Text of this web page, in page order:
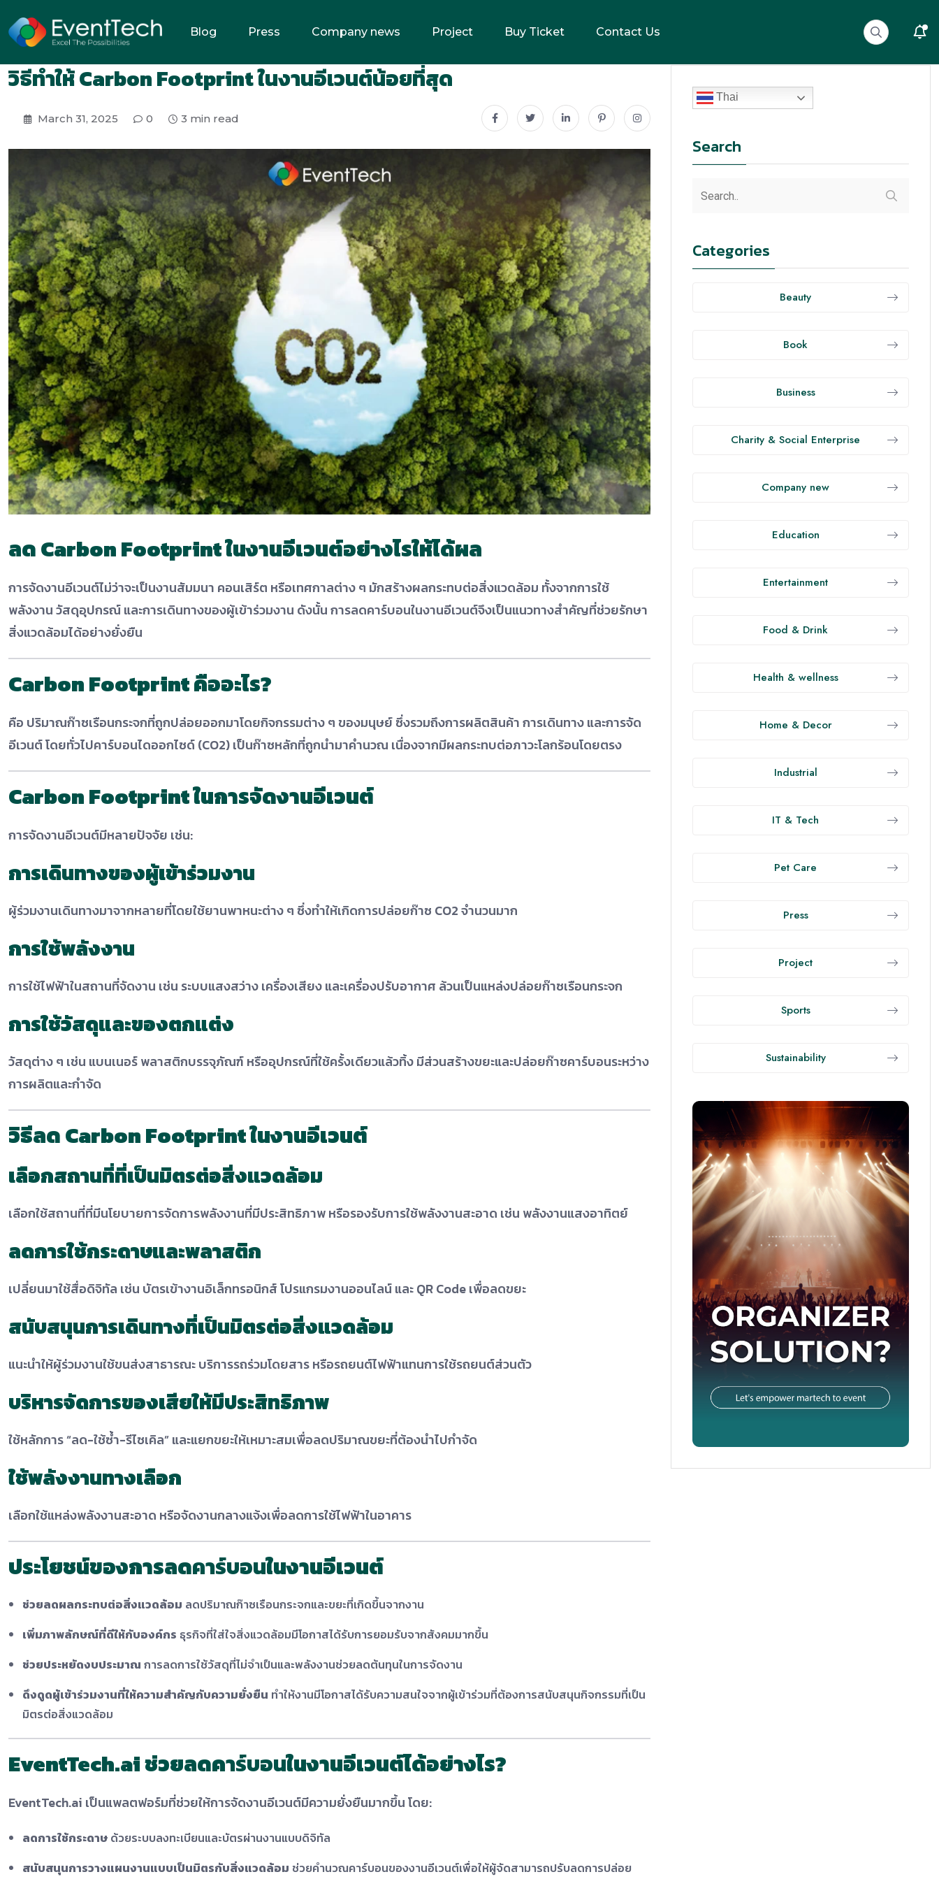
Blog Press Company news Project Buy Ticket Contact Us
วิธีทำให้ Carbon Footprint ในงานอีเวนต์น้อยที่สุด
March 31, 2025 0 3 min read
ลด Carbon Footprint ในงานอีเวนต์อย่างไรให้ได้ผล
การจัดงานอีเวนต์ไม่ว่าจะเป็นงานสัมมนา คอนเสิร์ต หรือเทศกาลต่าง ๆ มักสร้างผลกระทบต่อสิ่งแวดล้อม ทั้งจากการใช้
พลังงาน วัสดุอุปกรณ์ และการเดินทางของผู้เข้าร่วมงาน ดังนั้น การลดคาร์บอนในงานอีเวนต์จึงเป็นแนวทางสำคัญที่ช่วยรักษา
สิ่งแวดล้อมได้อย่างยั่งยืน
Carbon Footprint คืออะไร?
คือ ปริมาณก๊าซเรือนกระจกที่ถูกปล่อยออกมาโดยกิจกรรมต่าง ๆ ของมนุษย์ ซึ่งรวมถึงการผลิตสินค้า การเดินทาง และการจัด
อีเวนต์ โดยทั่วไปคาร์บอนไดออกไซด์ (CO2) เป็นก๊าซหลักที่ถูกนำมาคำนวณ เนื่องจากมีผลกระทบต่อภาวะโลกร้อนโดยตรง
Carbon Footprint ในการจัดงานอีเวนต์
การจัดงานอีเวนต์มีหลายปัจจัย เช่น:
การเดินทางของผู้เข้าร่วมงาน
ผู้ร่วมงานเดินทางมาจากหลายที่โดยใช้ยานพาหนะต่าง ๆ ซึ่งทำให้เกิดการปล่อยก๊าซ CO2 จำนวนมาก
การใช้พลังงาน
การใช้ไฟฟ้าในสถานที่จัดงาน เช่น ระบบแสงสว่าง เครื่องเสียง และเครื่องปรับอากาศ ล้วนเป็นแหล่งปล่อยก๊าซเรือนกระจก
การใช้วัสดุและของตกแต่ง
วัสดุต่าง ๆ เช่น แบนเนอร์ พลาสติกบรรจุภัณฑ์ หรืออุปกรณ์ที่ใช้ครั้งเดียวแล้วทิ้ง มีส่วนสร้างขยะและปล่อยก๊าซคาร์บอนระหว่าง
การผลิตและกำจัด
วิธีลด Carbon Footprint ในงานอีเวนต์
เลือกสถานที่ที่เป็นมิตรต่อสิ่งแวดล้อม
เลือกใช้สถานที่ที่มีนโยบายการจัดการพลังงานที่มีประสิทธิภาพ หรือรองรับการใช้พลังงานสะอาด เช่น พลังงานแสงอาทิตย์
ลดการใช้กระดาษและพลาสติก
เปลี่ยนมาใช้สื่อดิจิทัล เช่น บัตรเข้างานอิเล็กทรอนิกส์ โปรแกรมงานออนไลน์ และ QR Code เพื่อลดขยะ
สนับสนุนการเดินทางที่เป็นมิตรต่อสิ่งแวดล้อม
แนะนำให้ผู้ร่วมงานใช้ขนส่งสาธารณะ บริการรถร่วมโดยสาร หรือรถยนต์ไฟฟ้าแทนการใช้รถยนต์ส่วนตัว
บริหารจัดการของเสียให้มีประสิทธิภาพ
ใช้หลักการ “ลด-ใช้ซ้ำ-รีไซเคิล” และแยกขยะให้เหมาะสมเพื่อลดปริมาณขยะที่ต้องนำไปกำจัด
ใช้พลังงานทางเลือก
เลือกใช้แหล่งพลังงานสะอาด หรือจัดงานกลางแจ้งเพื่อลดการใช้ไฟฟ้าในอาคาร
ประโยชน์ของการลดคาร์บอนในงานอีเวนต์
ช่วยลดผลกระทบต่อสิ่งแวดล้อม ลดปริมาณก๊าซเรือนกระจกและขยะที่เกิดขึ้นจากงาน
เพิ่มภาพลักษณ์ที่ดีให้กับองค์กร ธุรกิจที่ใส่ใจสิ่งแวดล้อมมีโอกาสได้รับการยอมรับจากสังคมมากขึ้น
ช่วยประหยัดงบประมาณ การลดการใช้วัสดุที่ไม่จำเป็นและพลังงานช่วยลดต้นทุนในการจัดงาน
ดึงดูดผู้เข้าร่วมงานที่ให้ความสำคัญกับความยั่งยืน ทำให้งานมีโอกาสได้รับความสนใจจากผู้เข้าร่วมที่ต้องการสนับสนุนกิจกรรมที่เป็น
มิตรต่อสิ่งแวดล้อม
EventTech.ai ช่วยลดคาร์บอนในงานอีเวนต์ได้อย่างไร?
EventTech.ai เป็นแพลตฟอร์มที่ช่วยให้การจัดงานอีเวนต์มีความยั่งยืนมากขึ้น โดย:
ลดการใช้กระดาษ ด้วยระบบลงทะเบียนและบัตรผ่านงานแบบดิจิทัล
สนับสนุนการวางแผนงานแบบเป็นมิตรกับสิ่งแวดล้อม ช่วยคำนวณคาร์บอนของงานอีเวนต์เพื่อให้ผู้จัดสามารถปรับลดการปล่อย
Thai
Search
Categories
Beauty
Book
Business
Charity & Social Enterprise
Company new
Education
Entertainment
Food & Drink
Health & wellness
Home & Decor
Industrial
IT & Tech
Pet Care
Press
Project
Sports
Sustainability